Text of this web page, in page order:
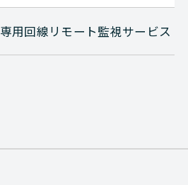
NETWORK（ネットワー
専用回線リモート監視サービス